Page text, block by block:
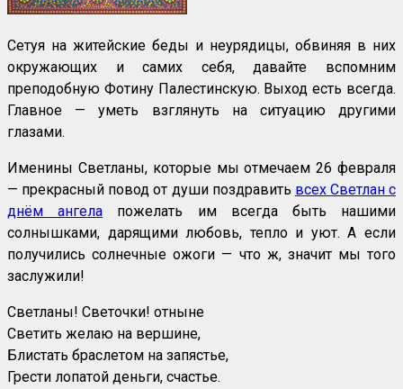
Сетуя на житейские беды и неурядицы, обвиняя в них
окружающих и самих себя, давайте вспомним
преподобную Фотину Палестинскую. Выход есть всегда.
Главное — уметь взглянуть на ситуацию другими
глазами.
Именины Светланы, которые мы отмечаем 26 февраля
— прекрасный повод от души поздравить всех Светлан с
днём ангела пожелать им всегда быть нашими
солнышками, дарящими любовь, тепло и уют. А если
получились солнечные ожоги — что ж, значит мы того
заслужили!
Светланы! Светочки! отныне
Светить желаю на вершине,
Блистать браслетом на запястье,
Грести лопатой деньги, счастье.